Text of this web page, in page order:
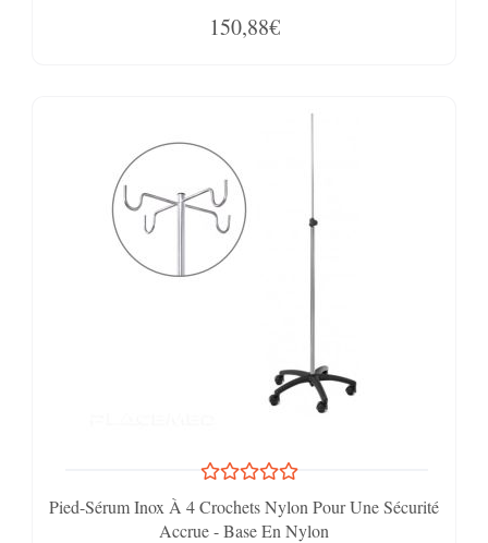
150,88€
Pied-Sérum Inox À 4 Crochets Nylon Pour Une Sécurité
Accrue - Base En Nylon